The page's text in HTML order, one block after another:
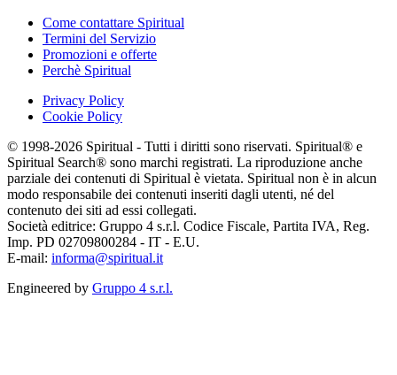
Come contattare Spiritual
Termini del Servizio
Promozioni e offerte
Perchè Spiritual
Privacy Policy
Cookie Policy
© 1998-2026 Spiritual - Tutti i diritti sono riservati. Spiritual® e
Spiritual Search® sono marchi registrati. La riproduzione anche
parziale dei contenuti di Spiritual è vietata. Spiritual non è in alcun
modo responsabile dei contenuti inseriti dagli utenti, né del
contenuto dei siti ad essi collegati.
Società editrice: Gruppo 4 s.r.l. Codice Fiscale, Partita IVA, Reg.
Imp. PD 02709800284 - IT - E.U.
E-mail: informa@spiritual.it
Engineered by Gruppo 4 s.r.l.